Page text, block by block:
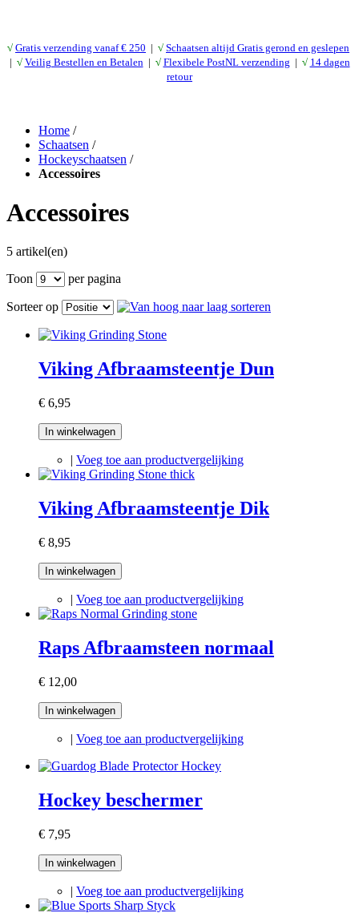
√ Gratis verzending vanaf € 250 | √ Schaatsen altijd Gratis gerond en geslepen
| √ Veilig Bestellen en Betalen | √ Flexibele PostNL verzending | √ 14 dagen
retour
Home /
Schaatsen /
Hockeyschaatsen /
Accessoires
Accessoires
5 artikel(en)
Toon
per pagina
Sorteer op
Viking Afbraamsteentje Dun
€ 6,95
In winkelwagen
| Voeg toe aan productvergelijking
Viking Afbraamsteentje Dik
€ 8,95
In winkelwagen
| Voeg toe aan productvergelijking
Raps Afbraamsteen normaal
€ 12,00
In winkelwagen
| Voeg toe aan productvergelijking
Hockey beschermer
€ 7,95
In winkelwagen
| Voeg toe aan productvergelijking